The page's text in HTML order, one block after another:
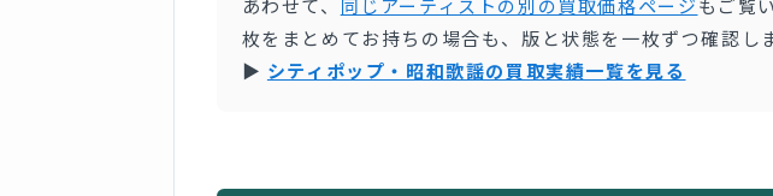
あわせて、 同じアーティストの別の買取価格ページもご覧
枚をまとめてお持ちの場合も、版と状態を一枚ずつ確認し
▶ シティポップ・昭和歌謡の買取実績一覧を見る